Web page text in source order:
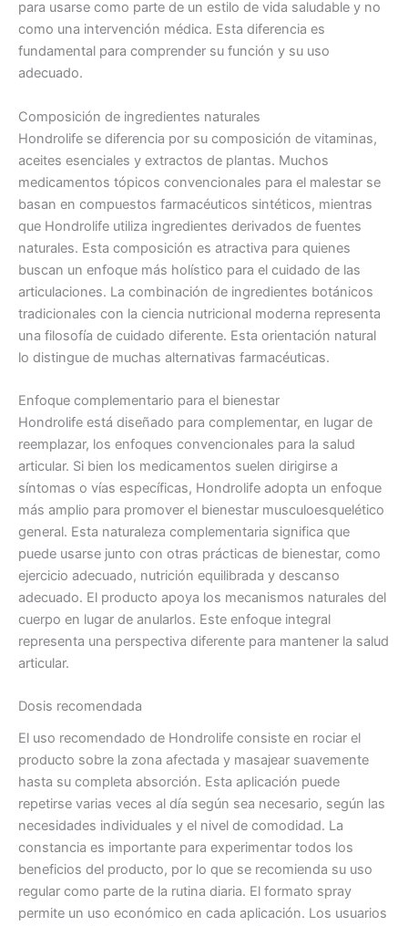
para usarse como parte de un estilo de vida saludable y no
como una intervención médica. Esta diferencia es
fundamental para comprender su función y su uso
adecuado.
Composición de ingredientes naturales
Hondrolife se diferencia por su composición de vitaminas,
aceites esenciales y extractos de plantas. Muchos
medicamentos tópicos convencionales para el malestar se
basan en compuestos farmacéuticos sintéticos, mientras
que Hondrolife utiliza ingredientes derivados de fuentes
naturales. Esta composición es atractiva para quienes
buscan un enfoque más holístico para el cuidado de las
articulaciones. La combinación de ingredientes botánicos
tradicionales con la ciencia nutricional moderna representa
una filosofía de cuidado diferente. Esta orientación natural
lo distingue de muchas alternativas farmacéuticas.
Enfoque complementario para el bienestar
Hondrolife está diseñado para complementar, en lugar de
reemplazar, los enfoques convencionales para la salud
articular. Si bien los medicamentos suelen dirigirse a
síntomas o vías específicas, Hondrolife adopta un enfoque
más amplio para promover el bienestar musculoesquelético
general. Esta naturaleza complementaria significa que
puede usarse junto con otras prácticas de bienestar, como
ejercicio adecuado, nutrición equilibrada y descanso
adecuado. El producto apoya los mecanismos naturales del
cuerpo en lugar de anularlos. Este enfoque integral
representa una perspectiva diferente para mantener la salud
articular.
Dosis recomendada
El uso recomendado de Hondrolife consiste en rociar el
producto sobre la zona afectada y masajear suavemente
hasta su completa absorción. Esta aplicación puede
repetirse varias veces al día según sea necesario, según las
necesidades individuales y el nivel de comodidad. La
constancia es importante para experimentar todos los
beneficios del producto, por lo que se recomienda su uso
regular como parte de la rutina diaria. El formato spray
permite un uso económico en cada aplicación. Los usuarios